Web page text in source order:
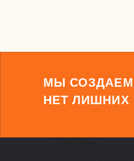
МЫ СОЗДАЕМ
НЕТ ЛИШНИХ